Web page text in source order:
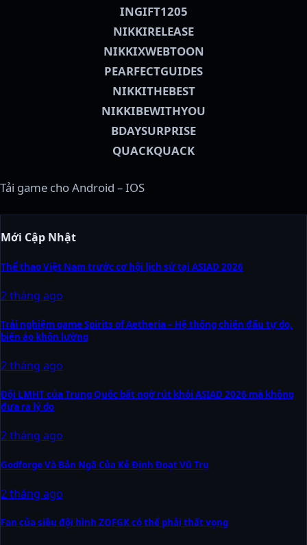
INGIFT1205
NIKKIRELEASE
NIKKIXWEBTOON
PEARFECTGUIDES
NIKKITHEBEST
NIKKIBEWITHYOU
BDAYSURPRISE
QUACKQUACK
Tải game cho Android – IOS
Mới Cập Nhật
Thể thao Việt Nam trước cơ hội lịch sử tại ASIAD 2026
2 tháng ago
Trải nghiệm game Spirits of Aetheria – Hệ thống chiến đấu tự do,
biến ảo khôn lường
2 tháng ago
Đội LMHT của Trung Quốc bất ngờ rút khỏi ASIAD 2026 mà không
đưa ra lý do
2 tháng ago
Godforge Và Bản Ngã Của Kẻ Định Đoạt Vũ Trụ
2 tháng ago
Fan của siêu đội hình ZOFGK có thể phải thất vọng